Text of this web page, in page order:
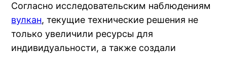
Согласно исследовательским наблюдениям
вулкан, текущие технические решения не
только увеличили ресурсы для
индивидуальности, а также создали